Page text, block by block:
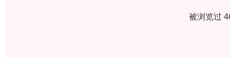
被浏览过